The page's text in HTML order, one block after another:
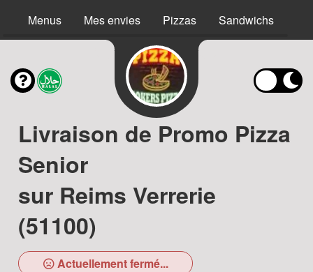
Menus Mes envies Pizzas Sandwichs
Livraison de Promo Pizza
Senior
sur Reims Verrerie
(51100)
Actuellement fermé...